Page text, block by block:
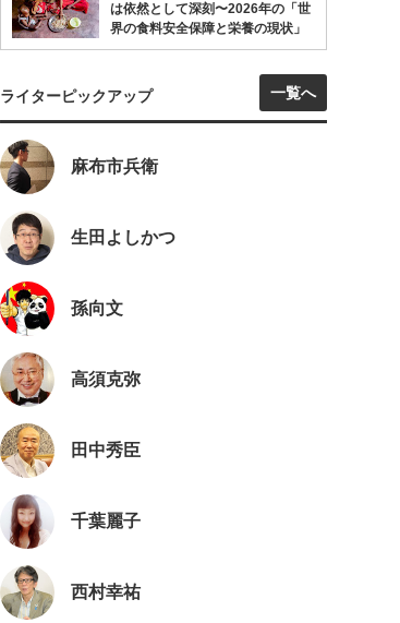
は依然として深刻〜2026年の「世
界の食料安全保障と栄養の現状」
ライターピックアップ 一覧へ
麻布市兵衛
生田よしかつ
孫向文
高須克弥
田中秀臣
千葉麗子
西村幸祐